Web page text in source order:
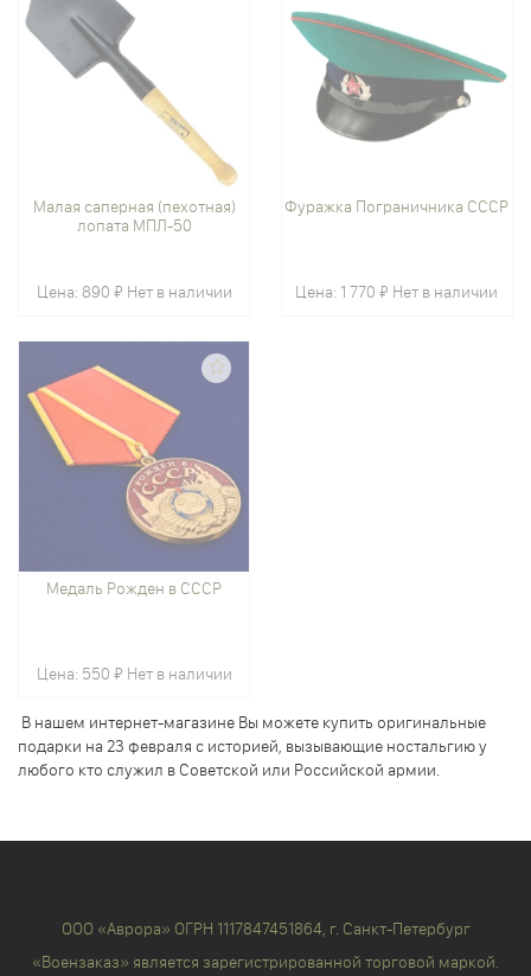
Малая саперная (пехотная)
лопата МПЛ-50
Цена: 890 ₽ Нет в наличии
Фуражка Пограничника СССР
Цена: 1 770 ₽ Нет в наличии
Медаль Рожден в СССР
Цена: 550 ₽ Нет в наличии
В нашем интернет-магазине Вы можете купить оригинальные
подарки на 23 февраля с историей, вызывающие ностальгию у
любого кто служил в Советской или Российской армии.
ООО «Аврора» ОГРН 1117847451864, г. Санкт-Петербург
«Воензаказ» является зарегистрированной торговой маркой.